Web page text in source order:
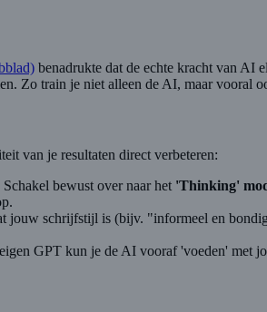
benadrukte dat de echte kracht van AI
Zo train je niet alleen de AI, maar vooral
van je resultaten direct verbeteren:
bewust over naar het 'Thinking'
jouw schrijfstijl is (bijv. "informeel en
GPT kun je de AI vooraf 'voeden' met